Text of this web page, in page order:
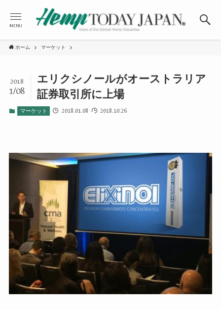
MENU
ホーム マーケット
エリクシノールがオーストラリア
証券取引所に上場
2018
1/08
マーケット 2018.01.08 2018.10.26